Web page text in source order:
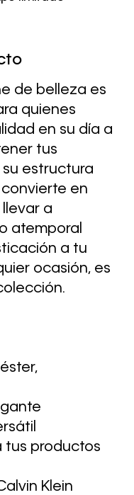
de belleza es
quienes
en su día a
tus
estructura
en
a
atemporal
a tu
ocasión, es
tus productos
Klein